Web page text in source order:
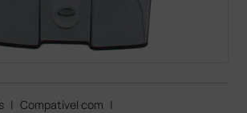
| Compatível com |